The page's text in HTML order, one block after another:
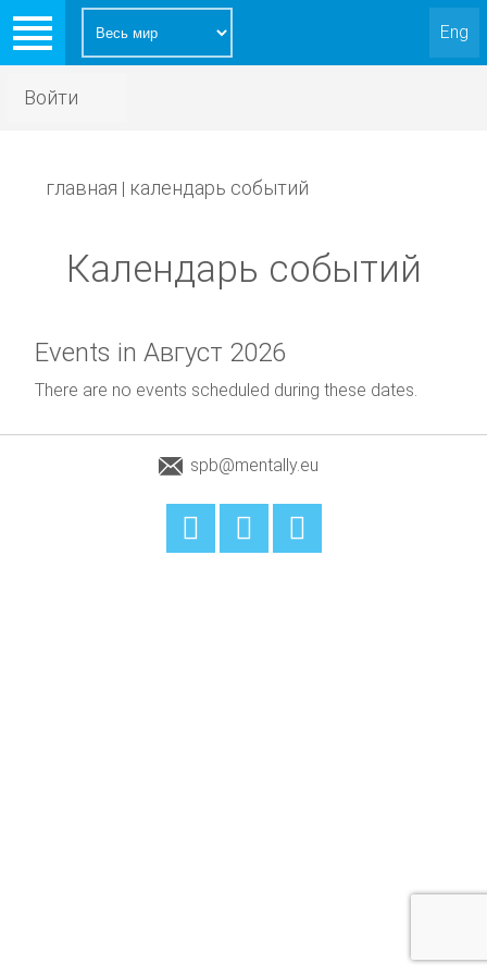
Eng
Войти
главная | календарь событий
Календарь событий
Events in Август 2026
There are no events scheduled during these dates.
spb@mentally.eu